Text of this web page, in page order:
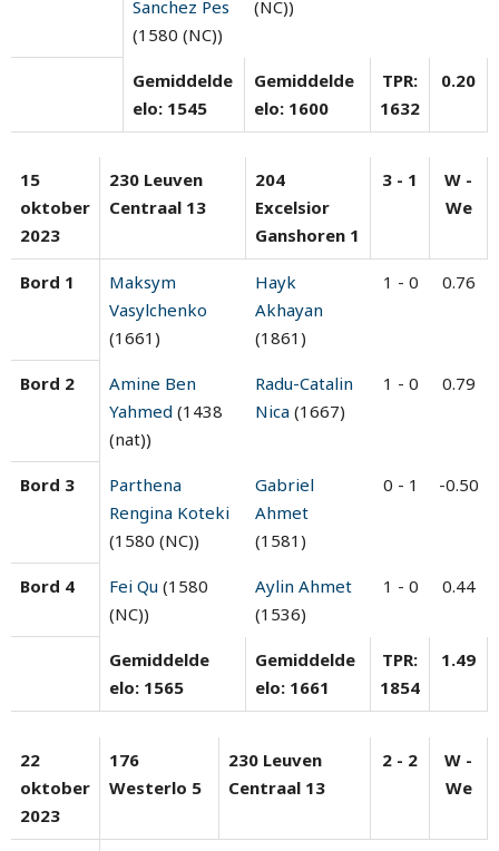
Sanchez Pes
(1580 (NC))
(NC))
Gemiddelde
elo: 1545
Gemiddelde
elo: 1600
TPR:
1632
0.20
15
oktober
2023
230 Leuven
Centraal 13
204
Excelsior
Ganshoren 1
3 - 1
W -
We
Bord 1
Maksym
Vasylchenko
(1661)
Hayk
Akhayan
(1861)
1 - 0 0.76
Bord 2
Amine Ben
Yahmed (1438
(nat))
Radu-Catalin
Nica (1667)
1 - 0 0.79
Bord 3
Parthena
Rengina Koteki
(1580 (NC))
Gabriel
Ahmet
(1581)
0 - 1 -0.50
Bord 4 Fei Qu (1580
(NC))
Aylin Ahmet
(1536)
1 - 0 0.44
Gemiddelde
elo: 1565
Gemiddelde
elo: 1661
TPR:
1854
1.49
22
oktober
2023
176
Westerlo 5
230 Leuven
Centraal 13
2 - 2
W -
We